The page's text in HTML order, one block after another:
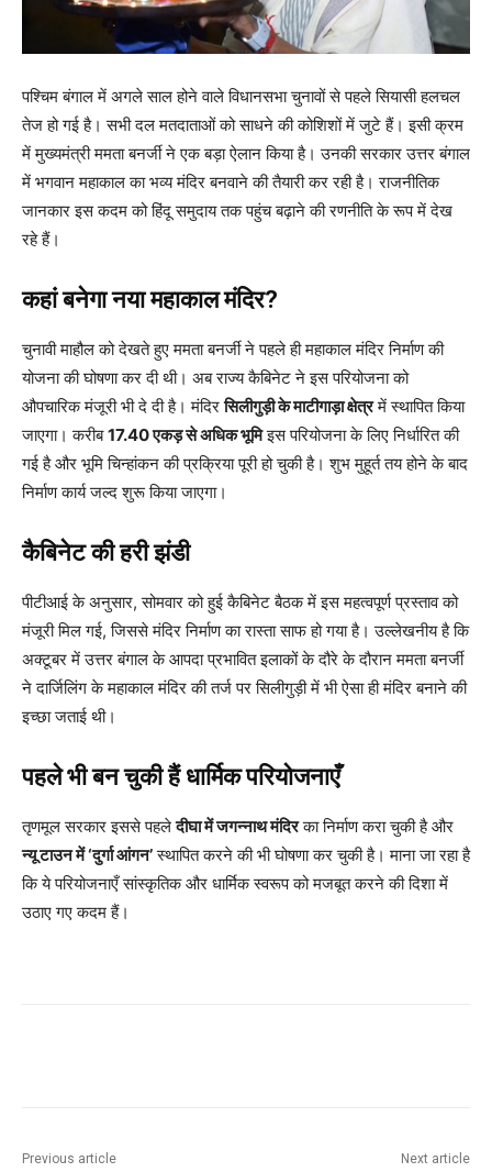
पश्चिम बंगाल में अगले साल होने वाले विधानसभा चुनावों से पहले सियासी हलचल
तेज हो गई है। सभी दल मतदाताओं को साधने की कोशिशों में जुटे हैं। इसी क्रम
में मुख्यमंत्री ममता बनर्जी ने एक बड़ा ऐलान किया है। उनकी सरकार उत्तर बंगाल
में भगवान महाकाल का भव्य मंदिर बनवाने की तैयारी कर रही है। राजनीतिक
जानकार इस कदम को हिंदू समुदाय तक पहुंच बढ़ाने की रणनीति के रूप में देख
रहे हैं।
कहां बनेगा नया महाकाल मंदिर?
चुनावी माहौल को देखते हुए ममता बनर्जी ने पहले ही महाकाल मंदिर निर्माण की
योजना की घोषणा कर दी थी। अब राज्य कैबिनेट ने इस परियोजना को
औपचारिक मंजूरी भी दे दी है। मंदिरसिलीगुड़ी के माटीगाड़ा क्षेत्रमें स्थापित किया
जाएगा। करीब17.40 एकड़ से अधिक भूमिइस परियोजना के लिए निर्धारित की
गई है और भूमि चिन्हांकन की प्रक्रिया पूरी हो चुकी है। शुभ मुहूर्त तय होने के बाद
निर्माण कार्य जल्द शुरू किया जाएगा।
कैबिनेट की हरी झंडी
पीटीआई के अनुसार, सोमवार को हुई कैबिनेट बैठक में इस महत्वपूर्ण प्रस्ताव को
मंजूरी मिल गई, जिससे मंदिर निर्माण का रास्ता साफ हो गया है। उल्लेखनीय है कि
अक्टूबर में उत्तर बंगाल के आपदा प्रभावित इलाकों के दौरे के दौरान ममता बनर्जी
ने दार्जिलिंग के महाकाल मंदिर की तर्ज पर सिलीगुड़ी में भी ऐसा ही मंदिर बनाने की
इच्छा जताई थी।
पहले भी बन चुकी हैं धार्मिक परियोजनाएँ
तृणमूल सरकार इससे पहलेदीघा में जगन्नाथ मंदिरका निर्माण करा चुकी है और
न्यू टाउन में ‘दुर्गा आंगन’स्थापित करने की भी घोषणा कर चुकी है। माना जा रहा है
कि ये परियोजनाएँ सांस्कृतिक और धार्मिक स्वरूप को मजबूत करने की दिशा में
उठाए गए कदम हैं।
Previous article Next article